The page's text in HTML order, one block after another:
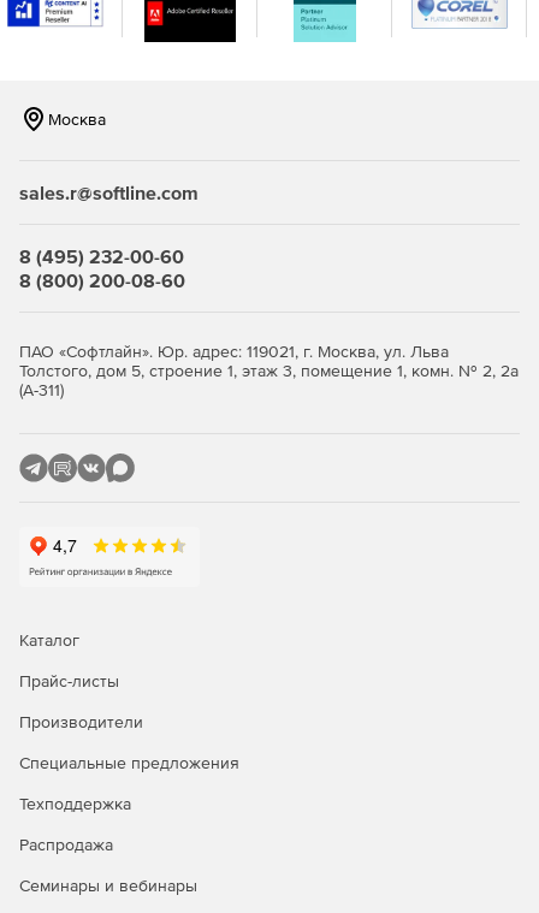
адреса и URL-адреса, занесенные в черный список в
глобальном масштабе и распознанные по каналам на
Повышение безопасности и обеспечение
Эффективный мониторинг, отчетность и аудит
Москва
sales.r@softline.com
8 (495) 232-00-60
8 (800) 200-08-60
ПАО «Софтлайн». Юр. адрес: 119021, г. Москва, ул. Льва
Толстого, дом 5, строение 1, этаж 3, помещение 1, комн. № 2, 2а
(А-311)
Каталог
Прайс-листы
Производители
Специальные предложения
Техподдержка
Распродажа
Семинары и вебинары